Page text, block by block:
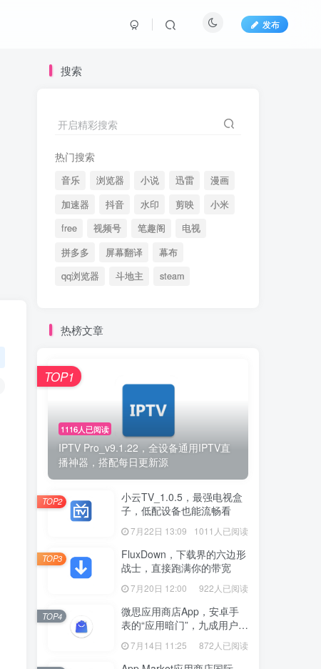
发布
搜索
开启精彩搜索
热门搜索
音乐 浏览器 小说 迅雷
漫画
加速器
抖音 水印 剪映
小米
free
视频号 笔趣阁
电视
拼多多
屏幕翻译
幕布
qq浏览器
斗地主 steam
热榜文章
1116人已阅读
IPTV Pro_v9.1.22，全设备通用IPTV直
播神器，搭配每日更新源
TOP1
小云TV_1.0.5，最强电视盒
子，低配设备也能流畅看
7月22日 13:09 1011人已阅读
TOP2
FluxDown，下载界的六边形
战士，直接跑满你的带宽
7月20日 12:00 922人已阅读
TOP3
微思应用商店App，安卓手
表的“应用暗门”，九成用户还
没发现
7月14日 11:25 872人已阅读
TOP4